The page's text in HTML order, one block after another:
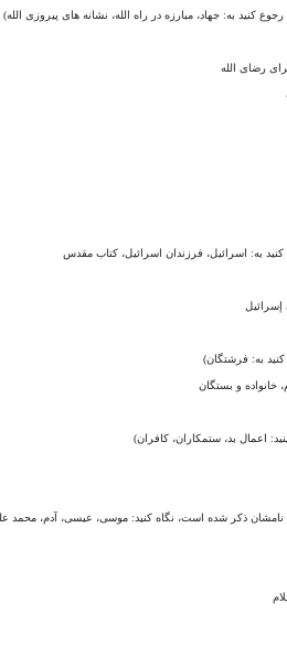
جهاد، مبارزه در راه الله، نشانه های پیروزی الله)
فرزندان اسرائیل، کتاب مقدس
بستگان
ستمکاران، کافران)
شده است، نگاه کنيد: موسی، عیسی، آدم، محمد علیه السلام.